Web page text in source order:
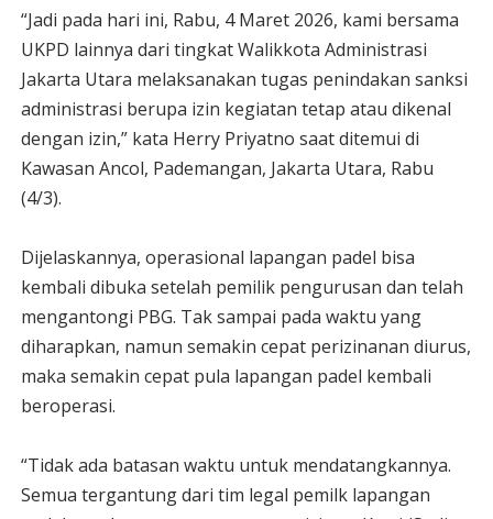
“Jadi pada hari ini, Rabu, 4 Maret 2026, kami bersama
UKPD lainnya dari tingkat Walikkota Administrasi
Jakarta Utara melaksanakan tugas penindakan sanksi
administrasi berupa izin kegiatan tetap atau dikenal
dengan izin,” kata Herry Priyatno saat ditemui di
Kawasan Ancol, Pademangan, Jakarta Utara, Rabu
(4/3).
Dijelaskannya, operasional lapangan padel bisa
kembali dibuka setelah pemilik pengurusan dan telah
mengantongi PBG. Tak sampai pada waktu yang
diharapkan, namun semakin cepat perizinanan diurus,
maka semakin cepat pula lapangan padel kembali
beroperasi.
“Tidak ada batasan waktu untuk mendatangkannya.
Semua tergantung dari tim legal pemilk lapangan